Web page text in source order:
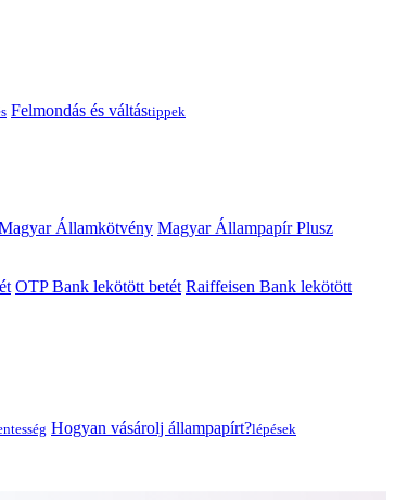
Felmondás és váltástippek
Államkötvény Magyar Állampapír Plusz
OTP Bank lekötött betét Raiffeisen Bank lekötött
Hogyan vásárolj állampapírt?lépések